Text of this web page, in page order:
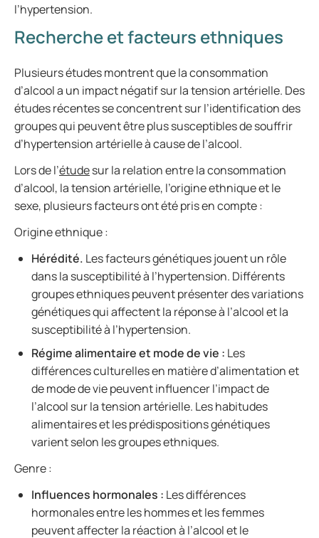
l’hypertension.
Recherche et facteurs ethniques
Plusieurs études montrent que la consommation
d’alcool a un impact négatif sur la tension artérielle. Des
études récentes se concentrent sur l’identification des
groupes qui peuvent être plus susceptibles de souffrir
d’hypertension artérielle à cause de l’alcool.
Lors de l’étudesur la relation entre la consommation
d’alcool, la tension artérielle, l’origine ethnique et le
sexe, plusieurs facteurs ont été pris en compte :
Origine ethnique :
Hérédité. Les facteurs génétiques jouent un rôle
dans la susceptibilité à l’hypertension. Différents
groupes ethniques peuvent présenter des variations
génétiques qui affectent la réponse à l’alcool et la
susceptibilité à l’hypertension.
Régime alimentaire et mode de vie : Les
différences culturelles en matière d’alimentation et
de mode de vie peuvent influencer l’impact de
l’alcool sur la tension artérielle. Les habitudes
alimentaires et les prédispositions génétiques
varient selon les groupes ethniques.
Genre :
Influences hormonales : Les différences
hormonales entre les hommes et les femmes
peuvent affecter la réaction à l’alcool et le